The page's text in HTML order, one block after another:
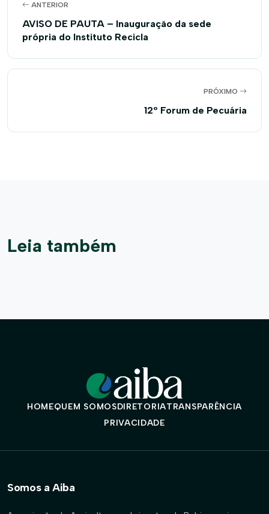
ANTERIOR
AVISO DE PAUTA – Inauguração da sede
própria do Instituto Recicla
PRÓXIMO
12º Forum de Pecuária
Leia também
HOMEQUEM SOMOSDIRETORIATRANSPARÊNCIA
PRIVACIDADE
Somos a Aiba